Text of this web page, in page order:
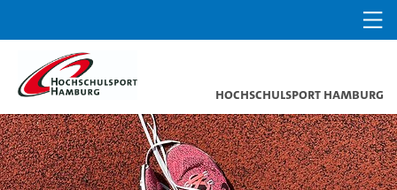
Hochschulsport Hamburg